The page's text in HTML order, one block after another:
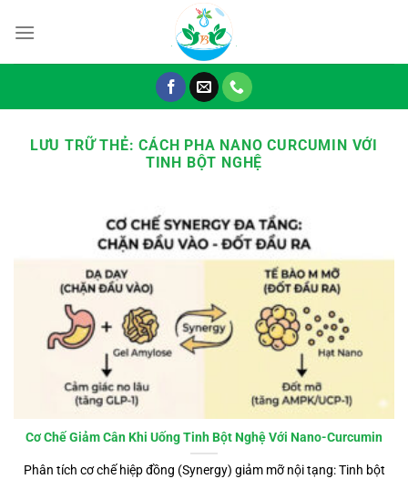
đến
LƯU TRỮ THẺ:CÁCH PHA NANO CURCUMIN VỚI
TINH BỘT NGHỆ
Cơ Chế Giảm Cân Khi Uống Tinh Bột Nghệ Với Nano-Curcumin
Phân tích cơ chế hiệp đồng (Synergy) giảm mỡ nội tạng: Tinh bột